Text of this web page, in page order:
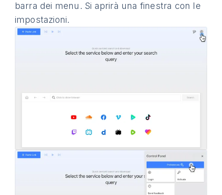
barra dei menu. Si aprirà una finestra con le
impostazioni.